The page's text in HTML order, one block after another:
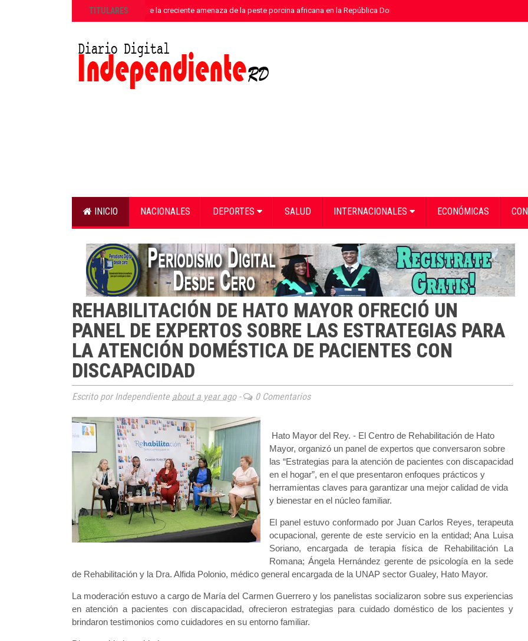
TITULARES
»ANPA alerta sobre la creciente amenaza de la peste porcina africana en la República Dominicana
INICIO NACIONALES DEPORTES SALUD INTERNACIONALES ECONÓMICAS
REHABILITACIÓN DE HATO MAYOR OFRECIÓ UN
PANEL DE EXPERTOS SOBRE LAS ESTRATEGIAS PARA
LA ATENCIÓN DOMÉSTICA DE PACIENTES CON
DISCAPACIDAD
Escrito por Independiente about a year ago- 0 Comentarios
Hato Mayor del Rey. - El Centro de Rehabilitación de Hato
Mayor, organizó un panel de expertos que conversaron sobre
las “Estrategias para la atención de pacientes con discapacidad
en el hogar”, en el que presentaron enfoques prácticos y
herramientas claves para garantizar una mejor calidad de vida
y bienestar en el núcleo familiar.
El panel estuvo conformado por Juan Carlos Reyes, terapeuta
ocupacional, gerente de este servicio en la entidad; Ana Luisa
Soriano, encargada de terapia física de Rehabilitación La
Romana; Ángela Hernández gerente de psicología en la sede
de Rehabilitación y la Dra. Alfida Polonio, médico general encargada de la UNAP sector Gualey, Hato Mayor.
La moderación estuvo a cargo de María del Carmen Guerrero y los panelistas socializaron sobre sus experiencias
en atención a pacientes con discapacidad, ofrecieron estrategias para cuidado doméstico de los pacientes y
brindaron testimonios como cuidadores en su entorno familiar.